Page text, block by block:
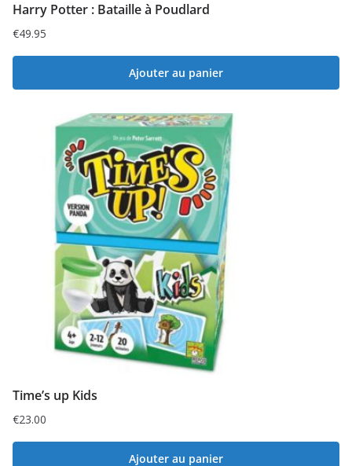
Harry Potter : Bataille à Poudlard
€49.95
Ajouter au panier
Time’s up Kids
€23.00
Ajouter au panier